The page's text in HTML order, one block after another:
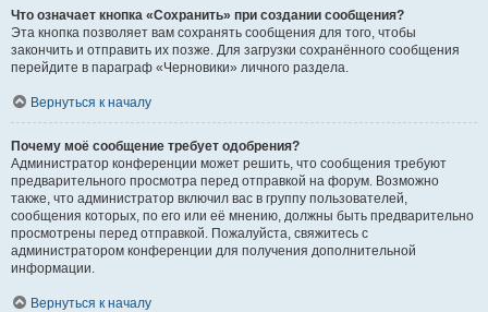
Что означает кнопка «Сохранить» при создании сообщения?
Эта кнопка позволяет вам сохранять сообщения для того, чтобы
закончить и отправить их позже. Для загрузки сохранённого сообщения
перейдите в параграф «Черновики» личного раздела.
Вернуться к началу
Почему моё сообщение требует одобрения?
Администратор конференции может решить, что сообщения требуют
предварительного просмотра перед отправкой на форум. Возможно
также, что администратор включил вас в группу пользователей,
сообщения которых, по его или её мнению, должны быть предварительно
просмотрены перед отправкой. Пожалуйста, свяжитесь с
администратором конференции для получения дополнительной
информации.
Вернуться к началу